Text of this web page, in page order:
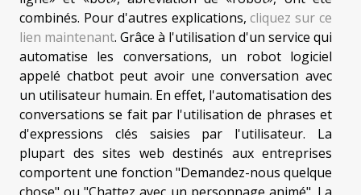
combinés. Pour d'autres explications,cliquez sur ce
lien maintenant. Grâce à l'utilisation d'un service qui
automatise les conversations, un robot logiciel
appelé chatbot peut avoir une conversation avec
un utilisateur humain. En effet, l'automatisation des
conversations se fait par l'utilisation de phrases et
d'expressions clés saisies par l'utilisateur. La
plupart des sites web destinés aux entreprises
comportent une fonction "Demandez-nous quelque